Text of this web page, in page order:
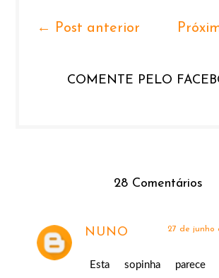
← Post anterior
COMENTE PELO
28 Comentários
NUNO 27 de junho
Esta sopinha parece